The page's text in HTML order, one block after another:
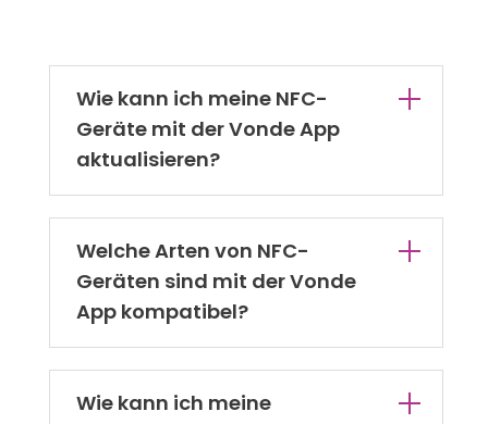
Wie kann ich meine NFC-
Geräte mit der Vonde App
aktualisieren?
Welche Arten von NFC-
Geräten sind mit der Vonde
App kompatibel?
Wie kann ich meine